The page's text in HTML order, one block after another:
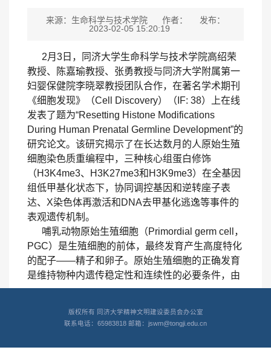
来源：生命科学与技术学院 作者：
发布：
2023-02-05 15:20:19
2月3日，同济大学生命科学与技术学院高绍荣
教授、陈嘉瑜教授、张勇教授与同济大学附属第一
妇婴保健院李晓翠教授团队合作，在著名学术期刊
《细胞发现》（Cell Discovery）（IF: 38）上在线
发表了题为“Resetting Histone Modifications
During Human Prenatal Germline Development”的
研究论文。该研究揭示了在长达数月的人原始生殖
细胞染色质重编程中，三种核心组蛋白修饰
（H3K4me3、H3K27me3和H3K9me3）在全基因
组低甲基化状态下，协同调控基因和逆转座子表
达、X染色体再激活和DNA去甲基化逃逸等事件的
表观遗传机制。
哺乳动物原始生殖细胞（Primordial germ cell，
PGC）是生殖细胞的前体，最终发育产生高度特化
的配子——精子和卵子。原始生殖细胞的正确发育
是维持物种内遗传稳定性和连续性的必要条件，由
此保证了遗传和表观遗传信息能忠实地从一代传递
的事件，包括细胞的迁移、生殖嵴定位、性别决
在这一进程中原始生殖细胞的转录组和表观遗传组
版权所有 同济大学精神文明建设委员会办公室
联系电话：65983818 邮箱：jswm@tongji.edu.cn